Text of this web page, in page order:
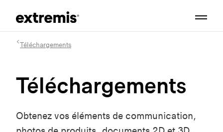
Téléchargements
Téléchargements
Obtenez vos éléments de communication,